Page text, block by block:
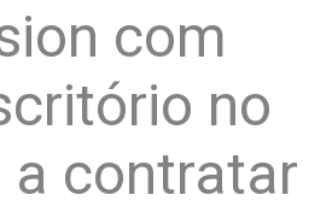
com
no
a contratar